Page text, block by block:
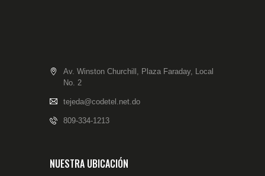
Av. Winston Churchill, Plaza Faraday, Local
No. 2
tejeda@codetel.net.do
809-334-1213
NUESTRA UBICACIÓN